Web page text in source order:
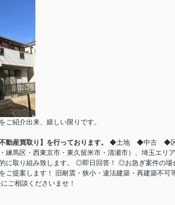
ご紹介出来、嬉しい限りです。
動産買取り】を行っております。
◆土地 ◆中古 ◆区
練馬区・西東京市・東久留米市・清瀬市）、埼玉エ
に取り組み致します。 ◎即日回答！ ◎お急ぎ案件の
ご提案します！ 旧耐震・狭小・違法建築・再建築不可
ご相談くださいませ！